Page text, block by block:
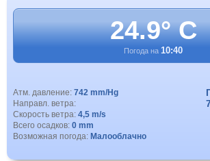
24.9° C
Погода на 10:40
Атм. давление: 742 mm/Hg
Направл. ветра:
Скорость ветра: 4,5 m/s
Всего осадков: 0 mm
Возможная погода: Малооблачно